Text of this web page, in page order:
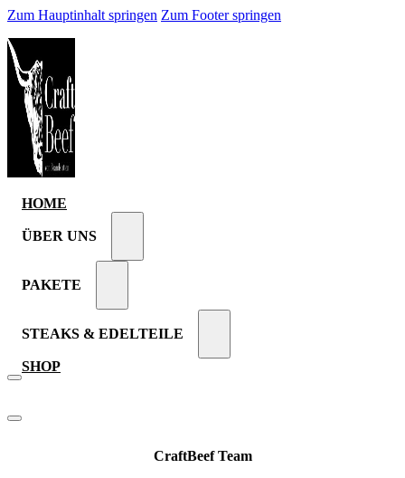
Zum Hauptinhalt springen Zum Footer springen
HOME
ÜBER UNS
PAKETE
STEAKS & EDELTEILE
SHOP
CraftBeef Team